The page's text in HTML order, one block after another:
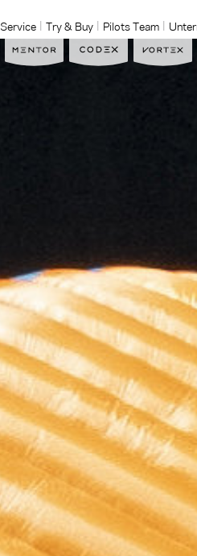
Service Try & Buy Pilots Team